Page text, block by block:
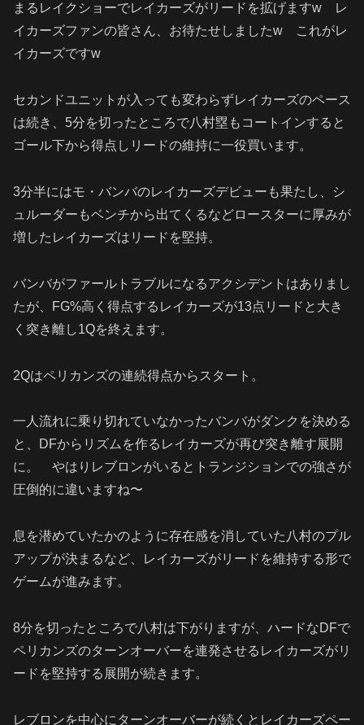
まるレイクショーでレイカーズがリードを拡げますw レ
イカーズファンの皆さん、お待たせしましたw これがレ
イカーズですw
セカンドユニットが入っても変わらずレイカーズのペース
は続き、5分を切ったところで八村塁もコートインすると
ゴール下から得点しリードの維持に一役買います。
3分半にはモ・バンバのレイカーズデビューも果たし、シ
ュルーダーもベンチから出てくるなどロースターに厚みが
増したレイカーズはリードを堅持。
バンバがファールトラブルになるアクシデントはありまし
たが、FG%高く得点するレイカーズが13点リードと大き
く突き離し1Qを終えます。
2Qはペリカンズの連続得点からスタート。
一人流れに乗り切れていなかったバンバがダンクを決める
と、DFからリズムを作るレイカーズが再び突き離す展開
に。 やはりレブロンがいるとトランジションでの強さが
圧倒的に違いますね〜
息を潜めていたかのように存在感を消していた八村のプル
アップが決まるなど、レイカーズがリードを維持する形で
ゲームが進みます。
8分を切ったところで八村は下がりますが、ハードなDFで
ペリカンズのターンオーバーを連発させるレイカーズがリ
ードを堅持する展開が続きます。
レブロンを中心にターンオーバーが続くとレイカーズペー